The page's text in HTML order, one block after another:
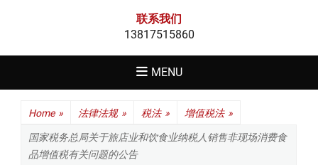
联系我们
13817515860
MENU
Home » 法律法规 » 税法 » 增值税法 »
国家税务总局关于旅店业和饮食业纳税人销售非现场消费食
品增值税有关问题的公告